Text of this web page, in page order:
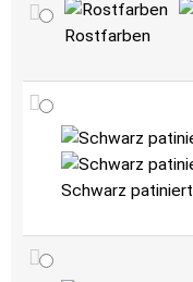
Rostfarben
Schwarz patiniert